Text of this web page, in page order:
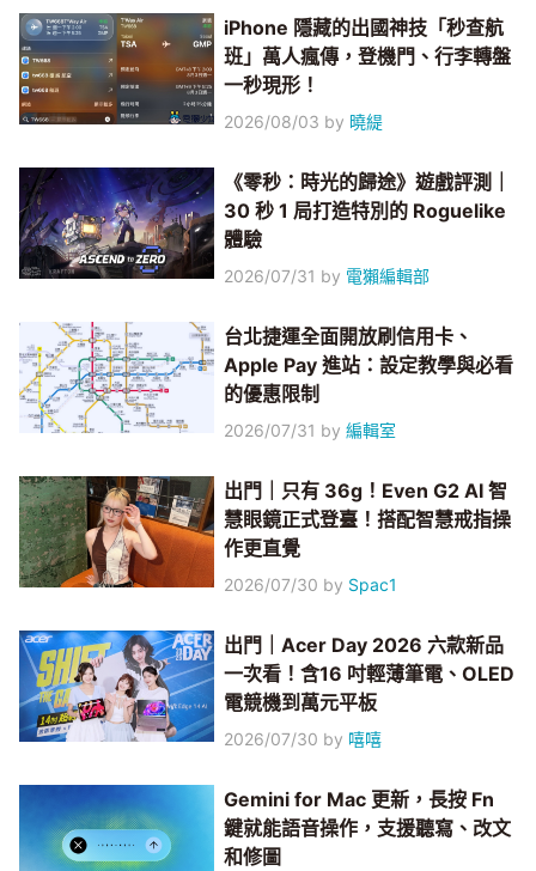
iPhone 隱藏的出國神技「秒查航
班」萬人瘋傳，登機門、行李轉盤
一秒現形！
2026/08/03 by 曉緹
《零秒：時光的歸途》遊戲評測｜
30 秒 1 局打造特別的 Roguelike
體驗
2026/07/31 by 電獺編輯部
台北捷運全面開放刷信用卡、
Apple Pay 進站：設定教學與必看
的優惠限制
2026/07/31 by編輯室
出門｜只有 36g！Even G2 AI 智
慧眼鏡正式登臺！搭配智慧戒指操
作更直覺
2026/07/30 by Spac1
出門｜Acer Day 2026 六款新品
一次看！含16 吋輕薄筆電、OLED
電競機到萬元平板
2026/07/30 by 嘻嘻
Gemini for Mac 更新，長按 Fn
鍵就能語音操作，支援聽寫、改文
和修圖